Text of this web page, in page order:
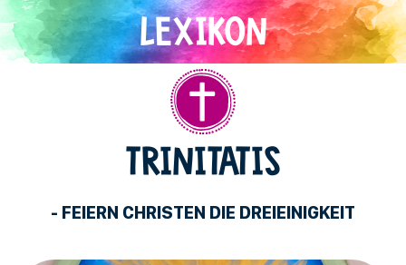
Direkt
zum
Inhalt
TRINITATIS
- FEIERN CHRISTEN DIE DREIEINIGKEIT